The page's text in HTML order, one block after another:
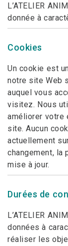
L’ATELIER
donnée à
Cookies
Un cookie est
notre site Web
auquel vous
visitez. Nous
améliorer votre
site. Aucun
actuellement
changement,
mise à jour.
Durées de
L’ATELIER
données à
réaliser les